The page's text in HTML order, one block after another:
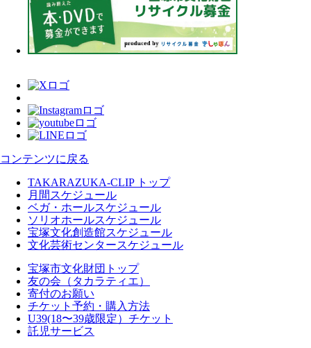
コンテンツに戻る
TAKARAZUKA-CLIP トップ
月間スケジュール
ベガ・ホールスケジュール
ソリオホールスケジュール
宝塚文化創造館スケジュール
文化芸術センタースケジュール
宝塚市文化財団トップ
友の会（タカラティエ）
寄付のお願い
チケット予約・購入方法
U39(18〜39歳限定）チケット
託児サービス